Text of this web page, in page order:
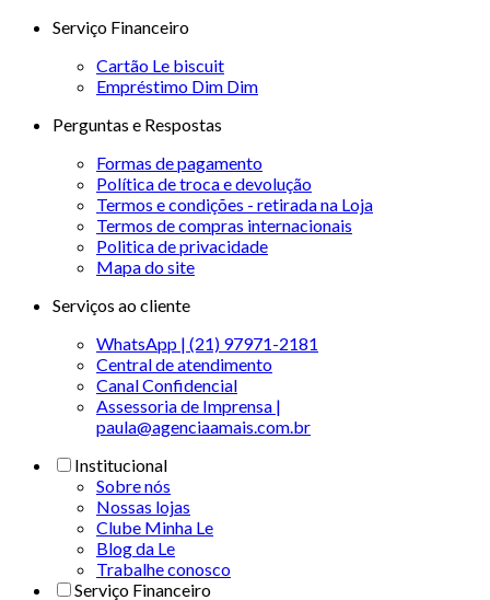
Serviço Financeiro
Cartão Le biscuit
Empréstimo Dim Dim
Perguntas e Respostas
Formas de pagamento
Política de troca e devolução
Termos e condições - retirada na Loja
Termos de compras internacionais
Politica de privacidade
Mapa do site
Serviços ao cliente
WhatsApp | (21) 97971-2181
Central de atendimento
Canal Confidencial
Assessoria de Imprensa |
paula@agenciaamais.com.br
Institucional
Sobre nós
Nossas lojas
Clube Minha Le
Blog da Le
Trabalhe conosco
Serviço Financeiro